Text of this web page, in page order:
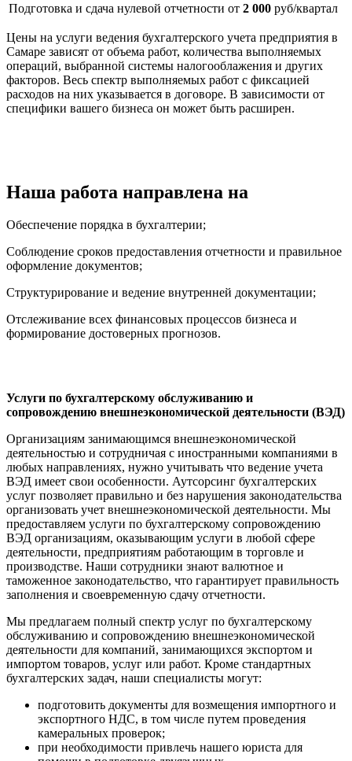
Подготовка и сдача нулевой отчетности от 2 000 руб/квартал
Цены на услуги ведения бухгалтерского учета предприятия в
Самаре зависят от объема работ, количества выполняемых
операций, выбранной системы налогооблажения и других
факторов. Весь спектр выполняемых работ с фиксацией
расходов на них указывается в договоре. В зависимости от
специфики вашего бизнеса он может быть расширен.
Наша работа направлена на
Обеспечение порядка в бухгалтерии;
Соблюдение сроков предоставления отчетности и правильное
оформление документов;
Структурирование и ведение внутренней документации;
Отслеживание всех финансовых процессов бизнеса и
формирование достоверных прогнозов.
Услуги по бухгалтерскому обслуживанию и
сопровождению внешнеэкономической деятельности (ВЭД)
Организациям занимающимся внешнеэкономической
деятельностью и сотрудничая с иностранными компаниями в
любых направлениях, нужно учитывать что ведение учета
ВЭД имеет свои особенности. Аутсорсинг бухгалтерских
услуг позволяет правильно и без нарушения законодательства
организовать учет внешнеэкономической деятельности. Мы
предоставляем услуги по бухгалтерскому сопровождению
ВЭД организациям, оказывающим услуги в любой сфере
деятельности, предприятиям работающим в торговле и
производстве. Наши сотрудники знают валютное и
таможенное законодательство, что гарантирует правильность
заполнения и своевременную сдачу отчетности.
Мы предлагаем полный спектр услуг по бухгалтерскому
обслуживанию и сопровождению внешнеэкономической
деятельности для компаний, занимающихся экспортом и
импортом товаров, услуг или работ. Кроме стандартных
бухгалтерских задач, наши специалисты могут:
подготовить документы для возмещения импортного и
экспортного НДС, в том числе путем проведения
камеральных проверок;
при необходимости привлечь нашего юриста для